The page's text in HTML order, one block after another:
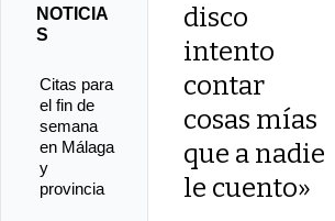
disco
intento
contar
cosas mías
que a nadie
le cuento»
NOTICIA
S
Citas para
el fin de
semana
en Málaga
y
provincia